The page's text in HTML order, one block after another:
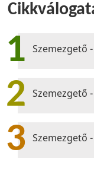
1 Szemezgető
2 Szemezgető
3 Szemezgető